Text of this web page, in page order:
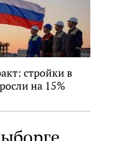
стройки в
на 15%